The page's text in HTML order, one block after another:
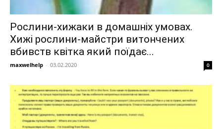
Рослини-хижаки в домашніх умовах.
Хижі рослини-майстри витончених
вбивств квітка який поїдає...
maxwelhelp - 03.02.2020 0